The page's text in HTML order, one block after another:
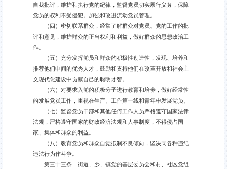
自我批评，维护和执行党的纪律，监督党员切实履行义务，保障
党员的权利不受侵犯。加强和改进流动党员管理。
（四）密切联系群众，经常了解群众对党员、党的工作的批
评和意见，维护群众的正当权利和利益，做好群众的思想政治工
作。
（五）充分发挥党员和群众的积极性创造性，发现、培养和
推荐他们中间的优秀人才，鼓励和支持他们在改革开放和社会主
义现代化建设中贡献自己的聪明才智。
（六）对要求入党的积极分子进行教育和培养，做好经常性
的发展党员工作，重视在生产、工作第一线和青年中发展党员。
（七）监督党员干部和其他任何工作人员严格遵守国家法律
法规，严格遵守国家的财政经济法规和人事制度，不得侵占国
家、集体和群众的利益。
（八）教育党员和群众自觉抵制不良倾向，坚决同各种违纪
违法行为作斗争。
第三十三条 街道、乡、镇党的基层委员会和村、社区党组